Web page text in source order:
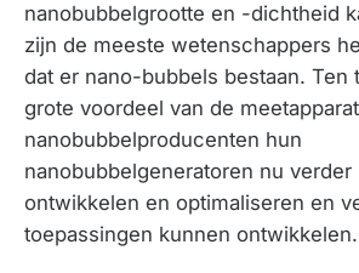
nanobubbelgrootte en -dichtheid
zijn de meeste wetenschappers
dat er nano-bubbels bestaan. Ten
grote voordeel van de
nanobubbelproducenten hun
nanobubbelgeneratoren nu verder
ontwikkelen en optimaliseren en
toepassingen kunnen ontwikkelen.